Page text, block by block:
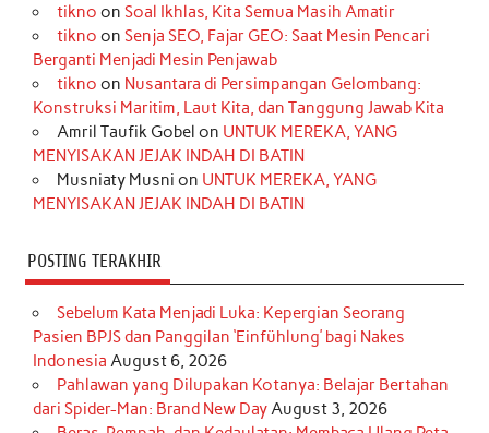
b
o
k
a
r
a
m
o
k
e
r
e
s
t
e
d
I
n
t
r
u
e
tikno on Soal Ikhlas, Kita Semua Masih Amatir
tikno on Senja SEO, Fajar GEO: Saat Mesin Pencari
Berganti Menjadi Mesin Penjawab
tikno on Nusantara di Persimpangan Gelombang:
Konstruksi Maritim, Laut Kita, dan Tanggung Jawab Kita
Amril Taufik Gobel on UNTUK MEREKA, YANG
MENYISAKAN JEJAK INDAH DI BATIN
Musniaty Musni on UNTUK MEREKA, YANG
MENYISAKAN JEJAK INDAH DI BATIN
POSTING TERAKHIR
Sebelum Kata Menjadi Luka: Kepergian Seorang
Pasien BPJS dan Panggilan ‘Einfühlung’ bagi Nakes
Indonesia August 6, 2026
Pahlawan yang Dilupakan Kotanya: Belajar Bertahan
dari Spider-Man: Brand New DayAugust 3, 2026